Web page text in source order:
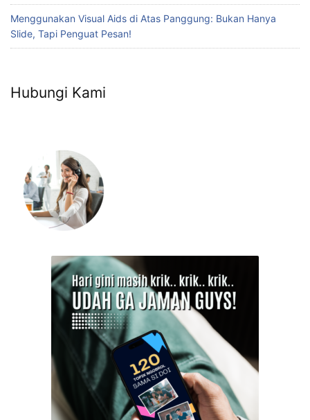
Menggunakan Visual Aids di Atas Panggung: Bukan Hanya
Slide, Tapi Penguat Pesan!
Hubungi Kami